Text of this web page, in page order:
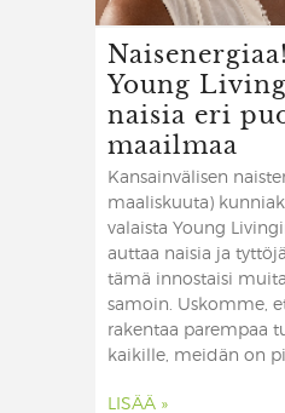
Young
naisia eri
maailmaa
Kansainvälisen
maaliskuuta)
valaista Young
auttaa naisia ja
tämä innostaisi
samoin. ​ Uskomme,
rakentaa parempaa
kaikille, meidän on
LISÄÄ »